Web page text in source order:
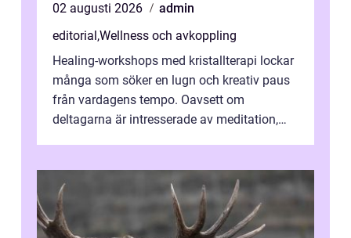
02 augusti 2026
admin
editorial,Wellness och avkoppling
Healing-workshops med kristallterapi lockar
många som söker en lugn och kreativ paus
från vardagens tempo. Oavsett om
deltagarna är intresserade av meditation,